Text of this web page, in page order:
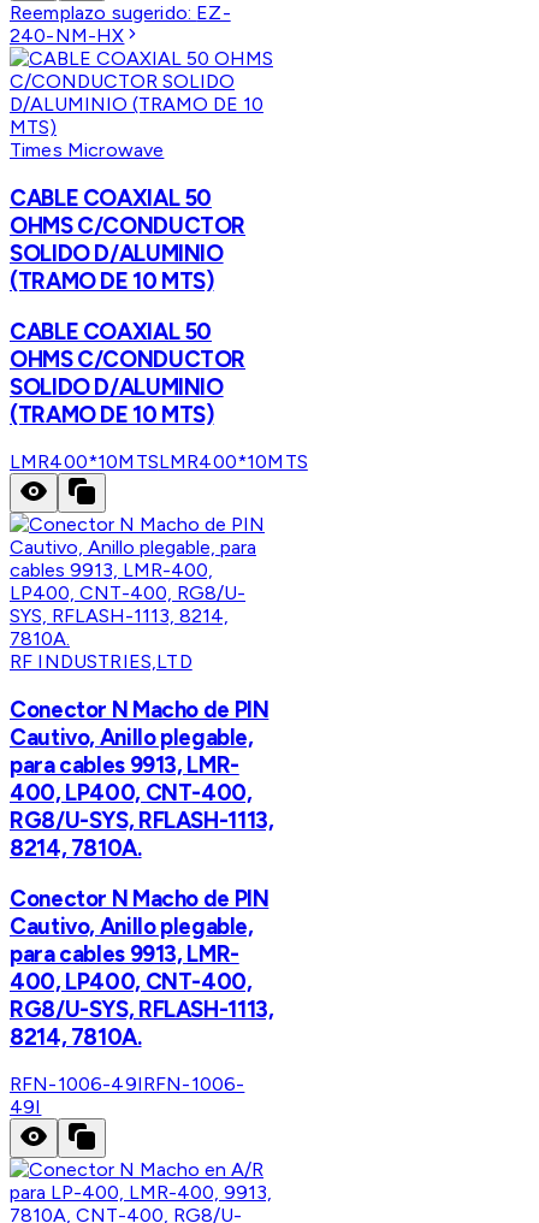
Reemplazo sugerido: EZ-
240-NM-HX
Times Microwave
CABLE COAXIAL 50
OHMS C/CONDUCTOR
SOLIDO D/ALUMINIO
(TRAMO DE 10 MTS)
CABLE COAXIAL 50
OHMS C/CONDUCTOR
SOLIDO D/ALUMINIO
(TRAMO DE 10 MTS)
LMR400*10MTSLMR400*10MTS
RF INDUSTRIES,LTD
Conector N Macho de PIN
Cautivo, Anillo plegable,
para cables 9913, LMR-
400, LP400, CNT-400,
RG8/U-SYS, RFLASH-1113,
8214, 7810A.
Conector N Macho de PIN
Cautivo, Anillo plegable,
para cables 9913, LMR-
400, LP400, CNT-400,
RG8/U-SYS, RFLASH-1113,
8214, 7810A.
RFN-1006-49IRFN-1006-
49I